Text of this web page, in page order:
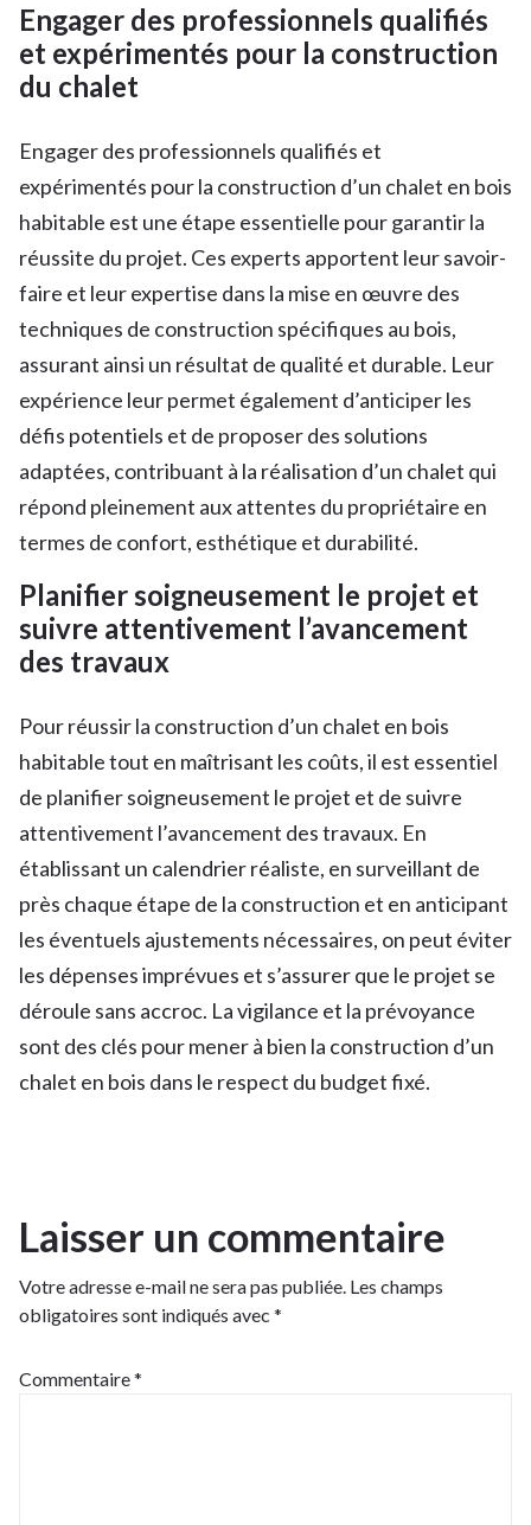
Engager des professionnels qualifiés
et expérimentés pour la construction
du chalet
Engager des professionnels qualifiés et
expérimentés pour la construction d’un chalet en bois
habitable est une étape essentielle pour garantir la
réussite du projet. Ces experts apportent leur savoir-
faire et leur expertise dans la mise en œuvre des
techniques de construction spécifiques au bois,
assurant ainsi un résultat de qualité et durable. Leur
expérience leur permet également d’anticiper les
défis potentiels et de proposer des solutions
adaptées, contribuant à la réalisation d’un chalet qui
répond pleinement aux attentes du propriétaire en
termes de confort, esthétique et durabilité.
Planifier soigneusement le projet et
suivre attentivement l’avancement
des travaux
Pour réussir la construction d’un chalet en bois
habitable tout en maîtrisant les coûts, il est essentiel
de planifier soigneusement le projet et de suivre
attentivement l’avancement des travaux. En
établissant un calendrier réaliste, en surveillant de
près chaque étape de la construction et en anticipant
les éventuels ajustements nécessaires, on peut éviter
les dépenses imprévues et s’assurer que le projet se
déroule sans accroc. La vigilance et la prévoyance
sont des clés pour mener à bien la construction d’un
chalet en bois dans le respect du budget fixé.
Laisser un commentaire
Votre adresse e-mail ne sera pas publiée. Les champs
obligatoires sont indiqués avec *
Commentaire*